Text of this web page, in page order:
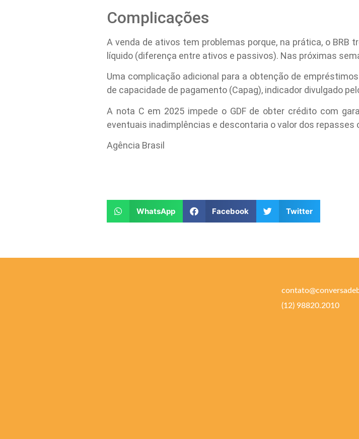
Complicações
A venda de ativos tem problemas porque, na prática, o BRB
líquido (diferença entre ativos e passivos). Nas próximas
Uma complicação adicional para a obtenção de
de capacidade de pagamento (Capag), indicador divulgado
A nota C em 2025 impede o GDF de obter crédito com
eventuais inadimplências e descontaria o valor dos
Agência Brasil
WhatsApp Facebook Twitter
(12) 98820.2010